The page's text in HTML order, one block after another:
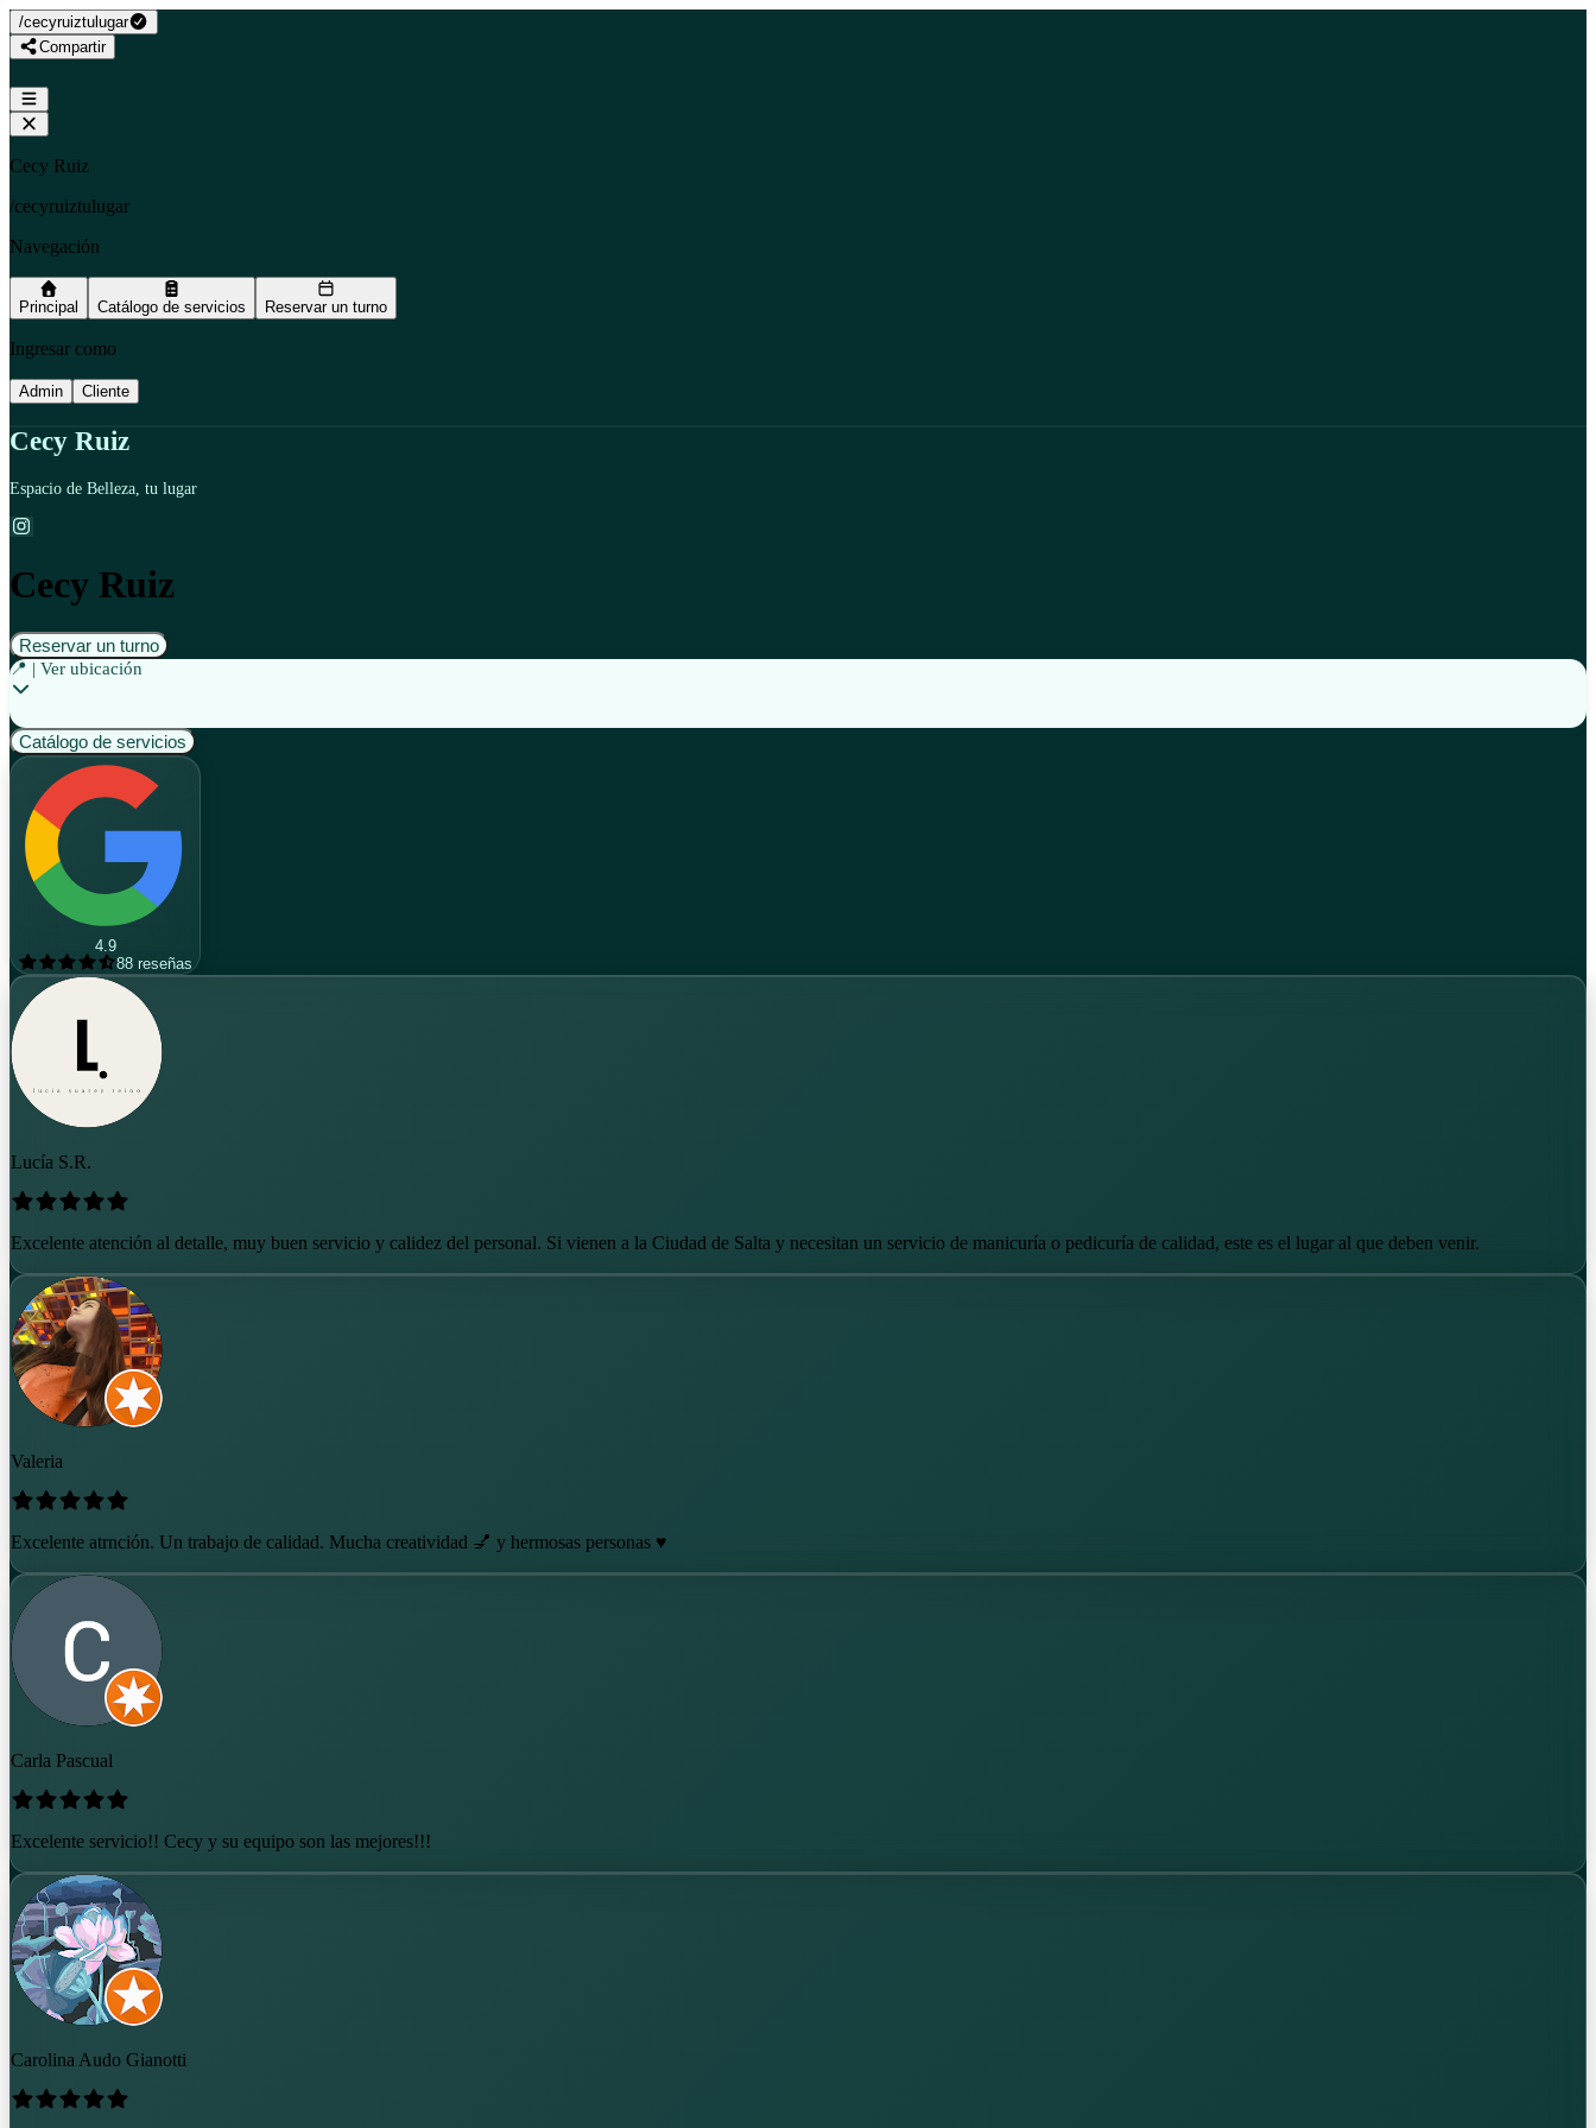
/cecyruiztulugar
Compartir
Cecy Ruiz
/cecyruiztulugar
Navegación
Principal Catálogo de servicios Reservar un turno
Ingresar como
Admin Cliente
Cecy Ruiz
Espacio de Belleza, tu lugar
Cecy Ruiz
Reservar un turno
📍 | Ver ubicación
Catálogo de servicios
4.9
88 reseñas
Lucía S.R.
Excelente atención al detalle, muy buen servicio y calidez del personal. Si vienen a la Ciudad de Salta y necesitan un servicio de manicuría o pedicuría de calidad, este es el lugar al que deben venir.
Valeria
Excelente atrnción. Un trabajo de calidad. Mucha creatividad 💅 y hermosas personas ♥️
Carla Pascual
Excelente servicio!! Cecy y su equipo son las mejores!!!
Carolina Audo Gianotti